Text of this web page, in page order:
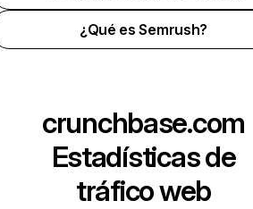
¿Qué es Semrush?
crunchbase.com
Estadísticas de
tráfico web